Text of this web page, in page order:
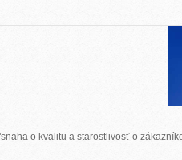
o kvalitu a starostlivosť o